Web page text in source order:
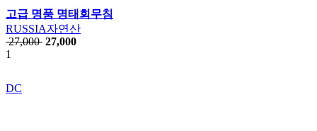
고급 명품 명태회무침
RUSSIA자연산
27,000 27,000
1
DC